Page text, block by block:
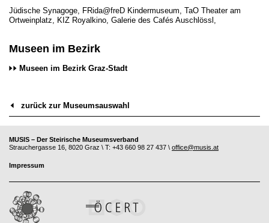
Jüdische Synagoge, FRida@freD Kindermuseum, TaO Theater am
Ortweinplatz, KIZ Royalkino, Galerie des Cafés Auschlössl,
Museen im Bezirk
Museen im Bezirk Graz-Stadt
zurück zur Museumsauswahl
MUSIS – Der Steirische Museumsverband
Strauchergasse 16, 8020 Graz \ T: +43 660 98 27 437 \ office@musis.at
Impressum